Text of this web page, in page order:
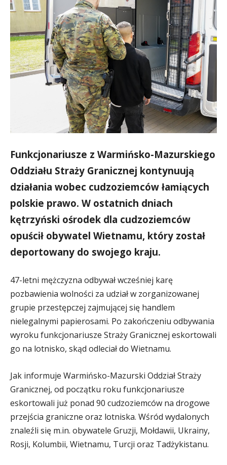
Funkcjonariusze z Warmińsko-Mazurskiego
Oddziału Straży Granicznej kontynuują
działania wobec cudzoziemców łamiących
polskie prawo. W ostatnich dniach
kętrzyński ośrodek dla cudzoziemców
opuścił obywatel Wietnamu, który został
deportowany do swojego kraju.
47-letni mężczyzna odbywał wcześniej karę
pozbawienia wolności za udział w zorganizowanej
grupie przestępczej zajmującej się handlem
nielegalnymi papierosami. Po zakończeniu odbywania
wyroku funkcjonariusze Straży Granicznej eskortowali
go na lotnisko, skąd odleciał do Wietnamu.
Jak informuje Warmińsko-Mazurski Oddział Straży
Granicznej, od początku roku funkcjonariusze
eskortowali już ponad 90 cudzoziemców na drogowe
przejścia graniczne oraz lotniska. Wśród wydalonych
znaleźli się m.in. obywatele Gruzji, Mołdawii, Ukrainy,
Rosji, Kolumbii, Wietnamu, Turcji oraz Tadżykistanu.